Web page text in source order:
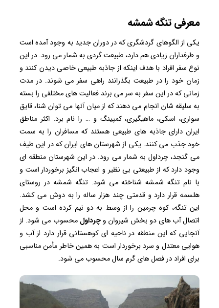
معرفی تنگه شمشه
یکی از الگوهای گردشگری که در دوران جدید به وجود آمده است
و طرفداران زیادی هم دارد، طبیعت گردی به شمار می رود. در این
نوع سفر افراد با هدف اینکه از جاذبه طبیعی خاصی دیدن کنند و
زمان خود را در طبیعت بگذرانند راهی سفر می شوند. در مدت
زمانی که در این سفر به سر می برند فعالیت های مختلفی را بسته
به سلیقه شان انجام می دهند که از میان آنها می توان شنا، قایق
سواری، اسکی، ماهیگیری، کمپینگ و … را نام برد. اکثر مناطق
ایران دارای جاذبه های طبیعی هستند که مسافران را به سمت
خود جذب می کنند. یکی از شهرستان های ایران که در این طیف
می گنجد، چرداول به شمار می رود. در این شهرستان منطقه ای
وجود دارد که از طبیعتی بی نظیر و اعجاب انگیز برخوردار است و
با نام تنگه شمشه شناخته می شود. تنگه شمشه در روستای
هلسمه قرار دارد و قدمتی چند هزار ساله را به دوش می کشد.
این تنگه، کوه چرمین را از وسط به دو نیم کرده است و محل
اتصال آب های دو بخش شیروان وچرداول محسوب می شود. از
آنجایی که این منطقه در ناحیه ای کوهستانی قرار دارد از آب و
هوایی معتدل و سرد برخوردار است به همین خاطر مأمن مناسبی
برای افراد در فصل های گرم سال محسوب می شود.